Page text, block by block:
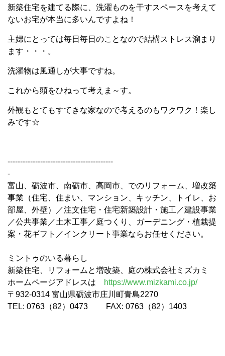
新築住宅を建てる際に、洗濯ものを干すスペースを考えて
ないお宅が本当に多いんですよね！
主婦にとっては毎日毎日のことなので結構ストレス溜まり
ます・・・。
洗濯物は風通しが大事ですね。
これから頭をひねって考えま～す。
外観もとてもすてきな家なので考えるのもワクワク！楽し
みです☆
------------------------------------------
-
富山、砺波市、南砺市、高岡市、でのリフォーム、増改築
事業（住宅、住まい、マンション、キッチン、トイレ、お
部屋、外壁）／注文住宅・住宅新築設計・施工／建設事業
／公共事業／土木工事／庭つくり、ガーデニング・植栽提
案・花ギフト／インクリート事業ならお任せください。
ミントゥのいる暮らし
新築住宅、リフォームと増改築、庭の株式会社ミズカミ
ホームページアドレスは
https://www.mizkami.co.jp/
〒932-0314 富山県砺波市庄川町青島2270
TEL: 0763（82）0473 FAX: 0763（82）1403